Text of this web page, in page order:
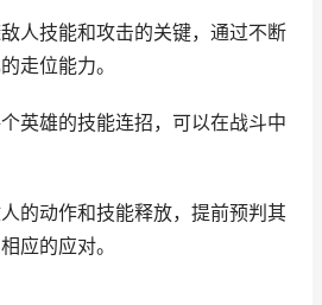
人技能和攻击的关键，通过不断
走位能力。
英雄的技能连招，可以在战斗中
的动作和技能释放，提前预判其
应的应对。